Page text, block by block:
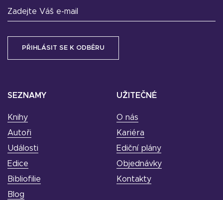
SEZNAMY
Knihy
Autoři
Události
Edice
Bibliofilie
Blog
UŽITEČNÉ
O nás
Kariéra
Ediční plány
Objednávky
Kontakty
Zadejte Váš e-mail